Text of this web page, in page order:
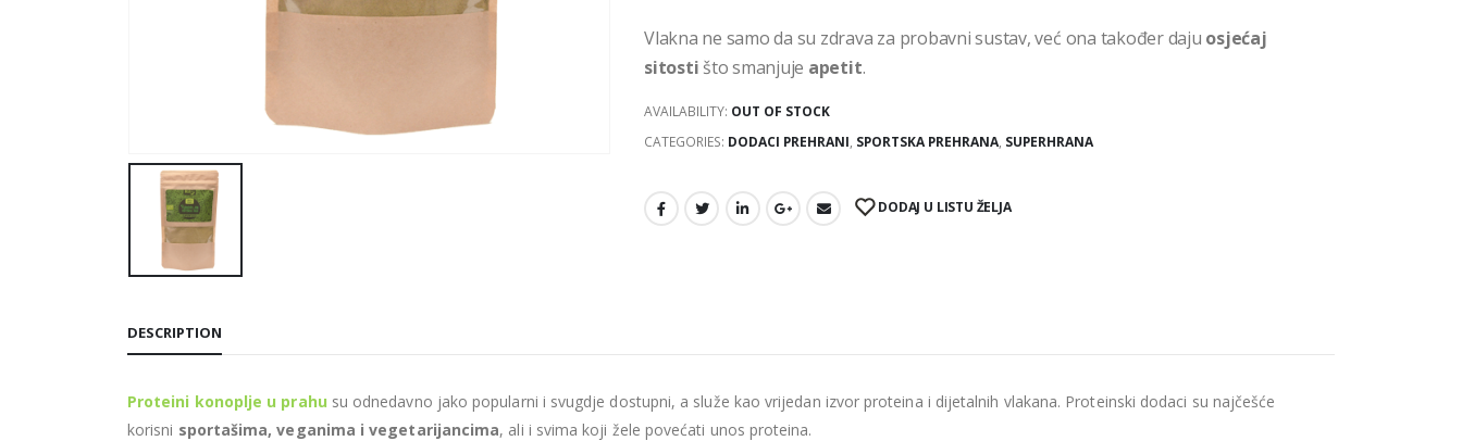
Vlakna ne samo da su zdrava za probavni sustav, već ona također daju osjećaj
sitosti što smanjuje apetit.
AVAILABILITY: OUT OF STOCK
CATEGORIES: DODACI PREHRANI, SPORTSKA PREHRANA, SUPERHRANA
DODAJ U LISTU ŽELJA
DESCRIPTION
Proteini konoplje u prahu su odnedavno jako popularni i svugdje dostupni, a služe kao vrijedan izvor proteina i dijetalnih vlakana. Proteinski dodaci su najčešće
korisni sportašima, veganima i vegetarijancima, ali i svima koji žele povećati unos proteina.